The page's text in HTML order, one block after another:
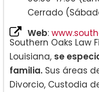
Cerrado
Web:
Southern Oaks Law
Louisiana, se
familia. Sus áreas
Divorcio, Custodia